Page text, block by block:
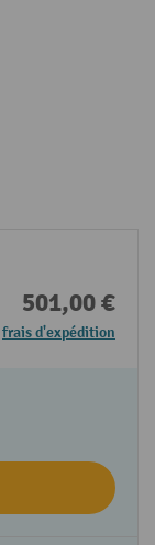
501,00 €
frais d'expédition